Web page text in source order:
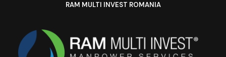
RAM MULTI INVEST ROMANIA